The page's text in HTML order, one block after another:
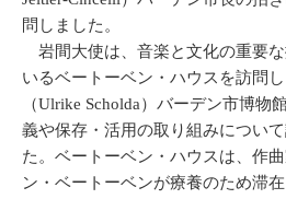
問しました。
岩間大使は、音楽と文化の重要
いるベートーベン・ハウスを訪問
（Ulrike Scholda）バーデン市博物
義や保存・活用の取り組みについ
た。ベートーベン・ハウスは、作
ン・ベートーベンが療養のため滞